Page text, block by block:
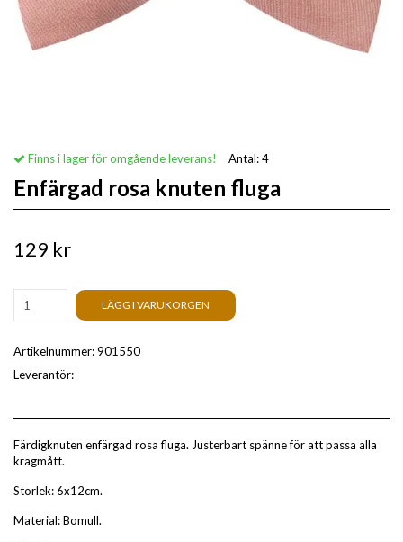
Finns i lager för omgående leverans! Antal:4
Enfärgad rosa knuten fluga
129 kr
LÄGG I VARUKORGEN
Artikelnummer:901550
Leverantör:
Färdigknuten enfärgad rosa fluga. Justerbart spänne för att passa alla
kragmått.
Storlek: 6x12cm.
Material: Bomull.